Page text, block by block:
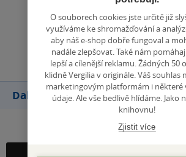
Zobrazit všechna hodnocení
Přidat
Další knihy autora
O souborech cookies jste určitě již
využíváme ke shromažďování a
aby náš e-shop dobře fungoval a
nadále zlepšovat. Také nám
lepší a cílenější reklamu. Žádných 50
klidně Vergilia v originále. Váš souhlas
marketingovým platformám i některé
údaje. Ale vše bedlivě hlídáme. Jako
knihovnu!
Zjistit více